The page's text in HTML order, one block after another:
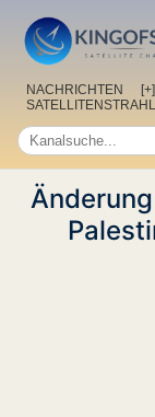
NACHRICHTEN [+]